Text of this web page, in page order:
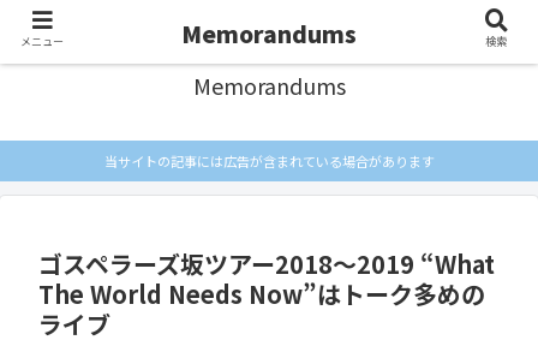
忘れないようにメモしとく
Memorandums
当サイトの記事には広告が含まれている場合があります
ゴスペラーズ坂ツアー2018～2019 “What
The World Needs Now”はトーク多めの
ライブ
メニュー Memorandums 検索